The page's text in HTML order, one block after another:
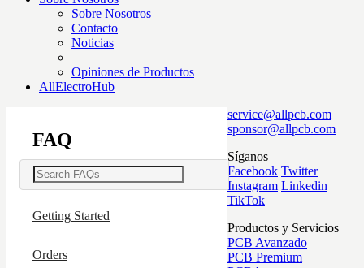
Sobre Nosotros
Contacto
Noticias
Opiniones de Productos
AllElectroHub
FAQ
Getting Started
Orders
service@allpcb.com
sponsor@allpcb.com
Síganos
Facebook Twitter
Instagram Linkedin
TikTok
Productos y Servicios
PCB Avanzado
PCB Premium